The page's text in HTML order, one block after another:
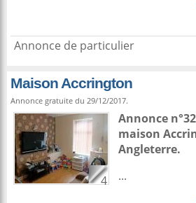
Annonce de particulier
Maison Accrington
Annonce gratuite du 29/12/2017.
4
Annonce
maison
Angleterre.
...